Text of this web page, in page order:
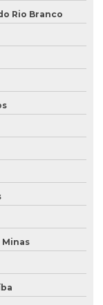
Rio Branco
Minas